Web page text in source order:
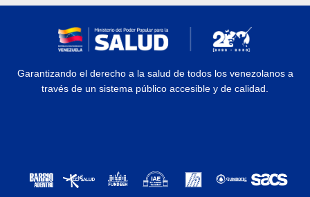
Garantizando el derecho a la salud de todos los venezolanos a
través de un sistema público accesible y de calidad.